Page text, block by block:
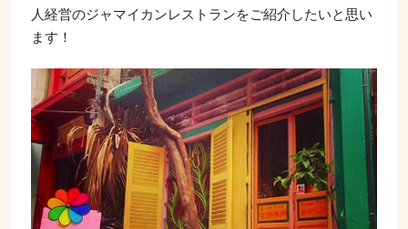
人経営のジャマイカンレストランをご紹介したいと思い
ます！